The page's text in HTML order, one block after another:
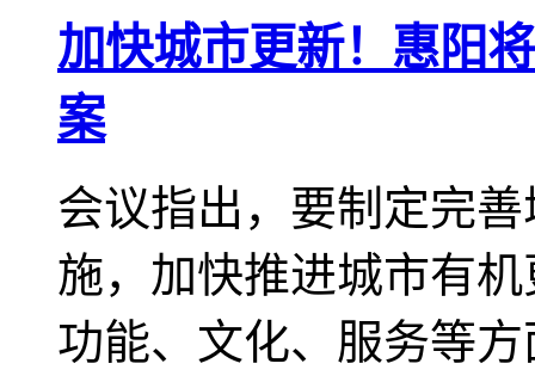
新闻聚焦
加快城市更新！惠阳
案
会议指出，要制定完